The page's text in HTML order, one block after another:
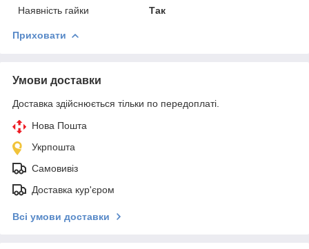
Наявність гайки
Так
Приховати
Умови доставки
Доставка здійснюється тільки по передоплаті.
Нова Пошта
Укрпошта
Самовивіз
Доставка кур'єром
Всі умови доставки